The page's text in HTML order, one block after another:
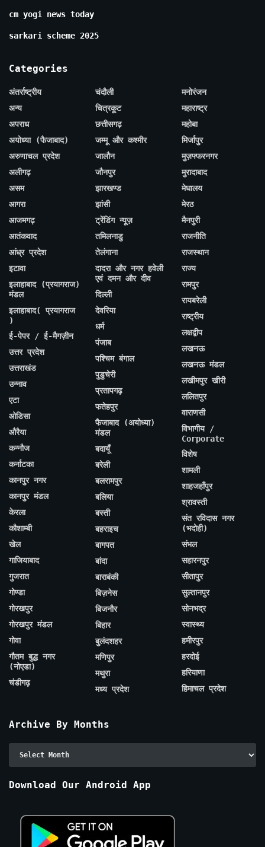
cm yogi news today
sarkari scheme 2025
Categories
अंतर्राष्ट्रीय
अन्य
अपराध
अयोध्या (फैजाबाद)
अरुणाचल प्रदेश
अलीगढ़
असम
आगरा
आजमगढ़
आतंकवाद
आंध्र प्रदेश
इटावा
इलाहाबाद (प्रयागराज)
मंडल
इलाहाबाद( प्रयागराज
)
ई-पेपर / ई-मैगज़ीन
उत्तर प्रदेश
उत्तराखंड
उन्नाव
एटा
ओडिसा
औरैया
कन्नौज
कर्नाटका
कानपुर नगर
कानपुर मंडल
केरला
कौशाम्बी
खेल
गाजियाबाद
गुजरात
गोण्डा
गोरखपुर
गोरखपुर मंडल
गोवा
गौतम बुद्ध नगर
(नोएडा)
चंडीगढ़
चंदौली
चित्रकूट
छत्तीसगढ़
जम्मू और कश्मीर
जालौन
जौनपुर
झारखण्ड
झांसी
ट्रेंडिंग न्यूज़
तमिलनाडु
तेलंगाना
दादरा और नगर हवेली
एवं दमन और दीव
दिल्ली
देवरिया
धर्म
पंजाब
पश्चिम बंगाल
पुडुचेरी
प्रतापगढ़
फतेहपुर
फैजाबाद (अयोध्या)
मंडल
बदायूँ
बरेली
बलरामपुर
बलिया
बस्ती
बहराइच
बागपत
बांदा
बाराबंकी
बिज़नेस
बिजनौर
बिहार
बुलंदशहर
मणिपुर
मथुरा
मध्य प्रदेश
मनोरंजन
महाराष्ट्र
महोबा
मिर्जापुर
मुज़फ्फरनगर
मुरादाबाद
मेघालय
मेरठ
मैनपुरी
राजनीति
राजस्थान
राज्य
रामपुर
रायबरेली
राष्ट्रीय
लक्षद्वीप
लखनऊ
लखनऊ मंडल
लखीमपुर खीरी
ललितपुर
वाराणसी
विभागीय /
Corporate
विशेष
शामली
शाहजहाँपुर
श्रावस्ती
संत रविदास नगर
(भदोही)
संभल
सहारनपुर
सीतापुर
सुल्तानपुर
सोनभद्र
स्वास्थ्य
हमीरपुर
हरदोई
हरियाणा
हिमाचल प्रदेश
Archive By Months
Download Our Android App